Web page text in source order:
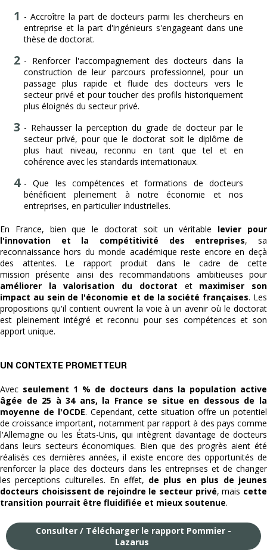
- Accroître la part de docteurs parmi les chercheurs en
entreprise et la part d'ingénieurs s'engageant dans une
thèse de doctorat.
- Renforcer l'accompagnement des docteurs dans la
construction de leur parcours professionnel, pour un
passage plus rapide et fluide des docteurs vers le
secteur privé et pour toucher des profils historiquement
plus éloignés du secteur privé.
- Rehausser la perception du grade de docteur par le
secteur privé, pour que le doctorat soit le diplôme de
plus haut niveau, reconnu en tant que tel et en
cohérence avec les standards internationaux.
- Que les compétences et formations de docteurs
bénéficient pleinement à notre économie et nos
entreprises, en particulier industrielles.
En France, bien que le doctorat soit un véritable levier pour
l'innovation et la compétitivité des entreprises, sa
reconnaissance hors du monde académique reste encore en deçà
des attentes. Le rapport produit dans le cadre de cette
mission présente ainsi des recommandations ambitieuses pour
améliorer la valorisation du doctorat et maximiser son
impact au sein de l'économie et de la société françaises. Les
propositions qu'il contient ouvrent la voie à un avenir où le doctorat
est pleinement intégré et reconnu pour ses compétences et son
apport unique.
UN CONTEXTE PROMETTEUR
Avec seulement 1 % de docteurs dans la population active
âgée de 25 à 34 ans, la France se situe en dessous de la
moyenne de l'OCDE. Cependant, cette situation offre un potentiel
de croissance important, notamment par rapport à des pays comme
l'Allemagne ou les États-Unis, qui intègrent davantage de docteurs
dans leurs secteurs économiques. Bien que des progrès aient été
réalisés ces dernières années, il existe encore des opportunités de
renforcer la place des docteurs dans les entreprises et de changer
les perceptions culturelles. En effet, de plus en plus de jeunes
docteurs choisissent de rejoindre le secteur privé, mais cette
transition pourrait être fluidifiée et mieux soutenue.
Consulter / Télécharger le rapport Pommier -
Lazarus